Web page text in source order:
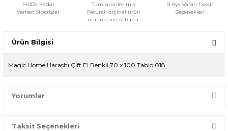
14:00'a Kadar
Verilen Siparişler
Tüm ürünlerimiz
Faturalı orijinal ürün
garantisine sahiptir.
9 Aya Varan Taksit
Seçenekleri
Ürün Bilgisi
Magic Home Harashı Çift El Renkli 70 x 100 Tablo 018
Yorumlar
Taksit Seçenekleri